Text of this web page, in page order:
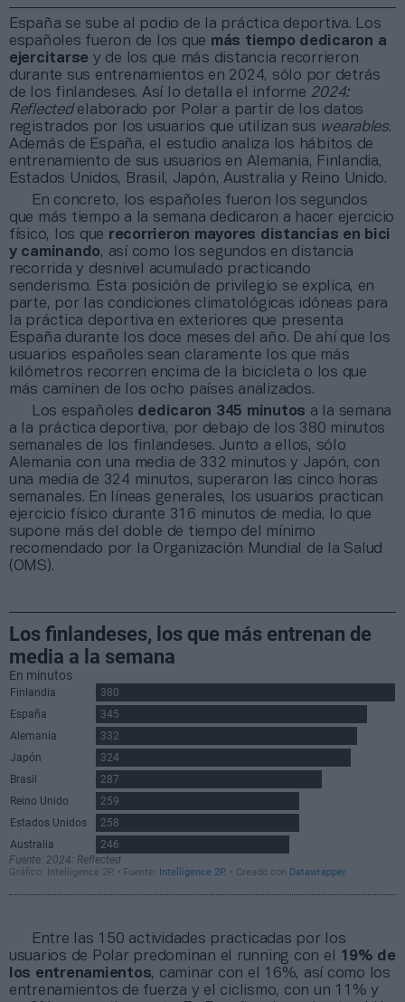
España se sube al podio de la práctica deportiva. Los
españoles fueron de los que más tiempo dedicaron a
ejercitarse y de los que más distancia recorrieron
durante sus entrenamientos en 2024, sólo por detrás
de los finlandeses. Así lo detalla el informe 2024:
Reflectedelaborado por Polar a partir de los datos
registrados por los usuarios que utilizan sus wearables.
Además de España, el estudio analiza los hábitos de
entrenamiento de sus usuarios en Alemania, Finlandia,
Estados Unidos, Brasil, Japón, Australia y Reino Unido.
En concreto, los españoles fueron los segundos
que más tiempo a la semana dedicaron a hacer ejercicio
físico, los que recorrieron mayores distancias en bici
y caminando, así como los segundos en distancia
recorrida y desnivel acumulado practicando
senderismo. Esta posición de privilegio se explica, en
parte, por las condiciones climatológicas idóneas para
la práctica deportiva en exteriores que presenta
España durante los doce meses del año. De ahí que los
usuarios españoles sean claramente los que más
kilómetros recorren encima de la bicicleta o los que
más caminen de los ocho países analizados.
Los españoles dedicaron 345 minutos a la semana
a la práctica deportiva, por debajo de los 380 minutos
semanales de los finlandeses. Junto a ellos, sólo
Alemania con una media de 332 minutos y Japón, con
una media de 324 minutos, superaron las cinco horas
semanales. En líneas generales, los usuarios practican
ejercicio físico durante 316 minutos de media, lo que
supone más del doble de tiempo del mínimo
recomendado por la Organización Mundial de la Salud
(OMS).
Entre las 150 actividades practicadas por los
usuarios de Polar predominan el running con el
19% de
los entrenamientos, caminar con el 16%, así como los
entrenamientos de fuerza y el ciclismo, con un 11% y